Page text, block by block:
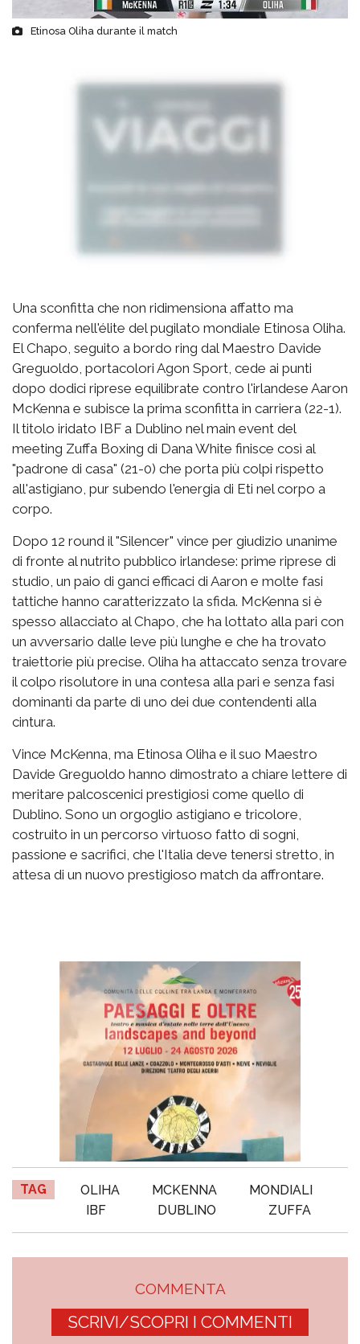
Etinosa Oliha durante il match
Una sconfitta che non ridimensiona affatto ma
conferma nell'élite del pugilato mondiale Etinosa Oliha.
El Chapo, seguito a bordo ring dal Maestro Davide
Greguoldo, portacolori Agon Sport, cede ai punti
dopo dodici riprese equilibrate contro l'irlandese Aaron
McKenna e subisce la prima sconfitta in carriera (22-1).
Il titolo iridato IBF a Dublino nel main event del
meeting Zuffa Boxing di Dana White finisce così al
"padrone di casa" (21-0) che porta più colpi rispetto
all'astigiano, pur subendo l'energia di Eti nel corpo a
corpo.
Dopo 12 round il "Silencer" vince per giudizio unanime
di fronte al nutrito pubblico irlandese: prime riprese di
studio, un paio di ganci efficaci di Aaron e molte fasi
tattiche hanno caratterizzato la sfida. McKenna si è
spesso allacciato al Chapo, che ha lottato alla pari con
un avversario dalle leve più lunghe e che ha trovato
traiettorie più precise. Oliha ha attaccato senza trovare
il colpo risolutore in una contesa alla pari e senza fasi
dominanti da parte di uno dei due contendenti alla
cintura.
Vince McKenna, ma Etinosa Oliha e il suo Maestro
Davide Greguoldo hanno dimostrato a chiare lettere di
meritare palcoscenici prestigiosi come quello di
Dublino. Sono un orgoglio astigiano e tricolore,
costruito in un percorso virtuoso fatto di sogni,
passione e sacrifici, che l'Italia deve tenersi stretto, in
attesa di un nuovo prestigioso match da affrontare.
TAG OLIHA MCKENNA
MONDIALI
IBF
DUBLINO ZUFFA
COMMENTA
SCRIVI/SCOPRI I COMMENTI